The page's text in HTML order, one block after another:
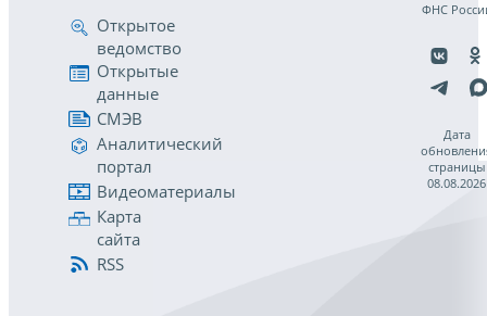
Открытое
ведомство
Открытые
данные
СМЭВ
Аналитический
портал
Видеоматериалы
Карта
сайта
RSS
ФНС
Дата
страницы
08.08.2026